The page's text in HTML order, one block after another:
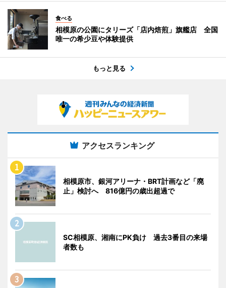
食べる
相模原の公園にタリーズ「店内焙煎」旗艦店 全国
唯一の希少豆や体験提供
もっと見る
アクセスランキング
相模原市、銀河アリーナ・BRT計画など「廃
止」検討へ 816億円の歳出超過で
SC相模原、湘南にPK負け 過去3番目の来場
者数も